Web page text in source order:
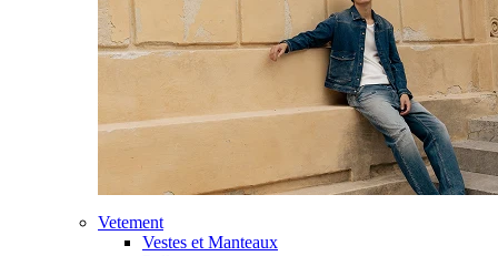
Vetement
Vestes et Manteaux